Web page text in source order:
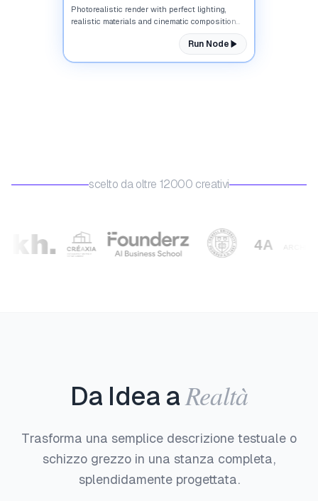
Photorealistic render with perfect lighting,
realistic materials and cinematic composition...
Run Node
scelto da oltre 12000 creativi
Da Idea a Realtà
Trasforma una semplice descrizione testuale o
schizzo grezzo in una stanza completa,
splendidamente progettata.